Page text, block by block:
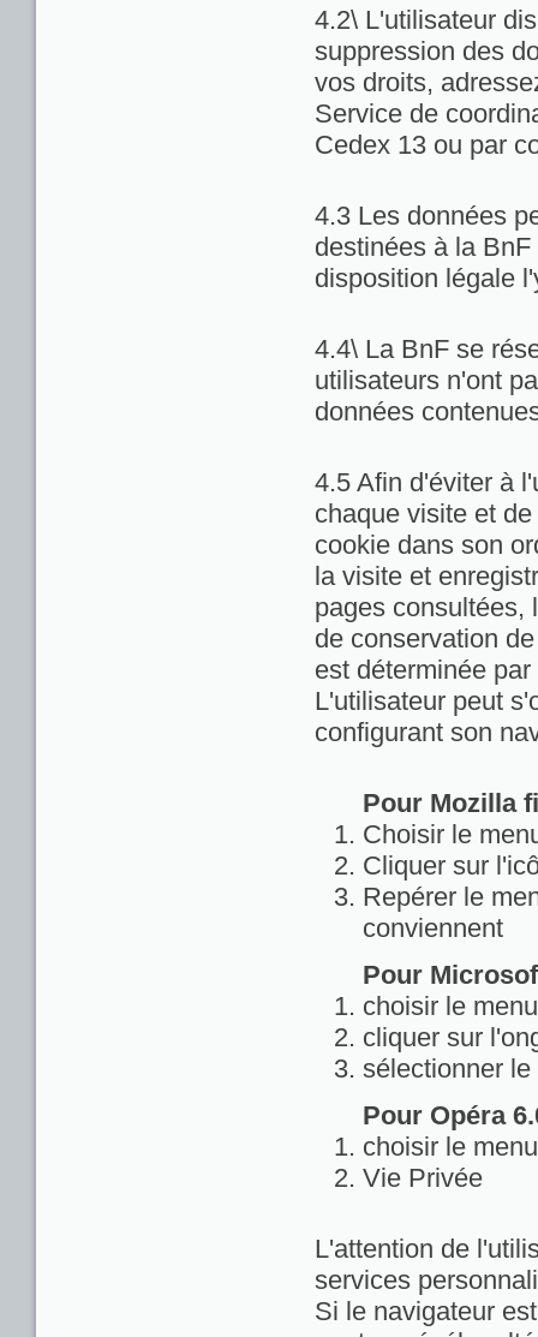
4.2\ L'utilisateur
suppression des
vos droits,
Service de
Cedex 13 ou par
4.3 Les données
destinées à la
disposition légale
4.4\ La BnF se
utilisateurs n'ont
données
4.5 Afin d'éviter à
chaque visite et
cookie dans son
la visite et
pages consultées,
de conservation
est déterminée
L'utilisateur peut
configurant son
Pour Mozilla
Choisir le
Cliquer sur
Repérer le
conviennent
Pour
choisir le
cliquer sur
sélectionner
Pour Opéra
choisir le
Vie Privée
L'attention de
services
Si le navigateur